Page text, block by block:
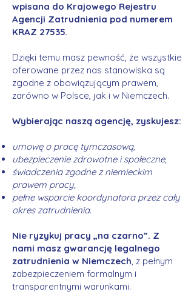
wpisana do Krajowego Rejestru
Agencji Zatrudnienia pod numerem
KRAZ 27535.
Dzięki temu masz pewność, że wszystkie
oferowane przez nas stanowiska są
zgodne z obowiązującym prawem,
zarówno w Polsce, jak i w Niemczech.
Wybierając naszą agencję, zyskujesz:
umowę o pracę tymczasową,
ubezpieczenie zdrowotne i społeczne,
świadczenia zgodne z niemieckim
prawem pracy,
pełne wsparcie koordynatora przez cały
okres zatrudnienia.
Nie ryzykuj pracy „na czarno”. Z
nami masz gwarancję legalnego
zatrudnienia w Niemczech, z pełnym
zabezpieczeniem formalnym i
transparentnymi warunkami.